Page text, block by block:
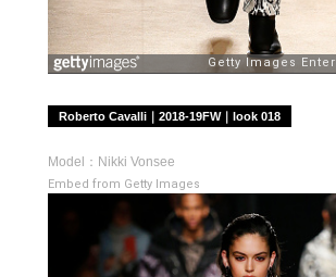
Roberto Cavalli｜2018-19FW｜look 018
Model：Nikki Vonsee
Embed from Getty Images